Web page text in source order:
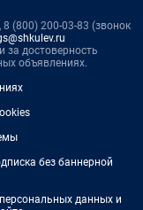
(800) 200-03-83 (звонок
за достоверность
объявлениях.
без баннерной
данных и